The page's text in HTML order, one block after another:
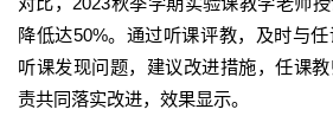
降低达50%。通过听课评教，及时与
听课发现问题，建议改进措施，任课
责共同落实改进，效果显示。